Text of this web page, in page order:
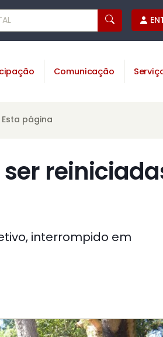
Comunicação
Esta página
interrompido em